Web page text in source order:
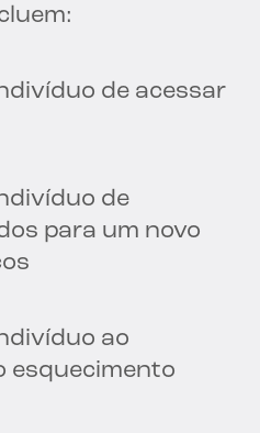
de acessar
de
para um novo
ao
esquecimento